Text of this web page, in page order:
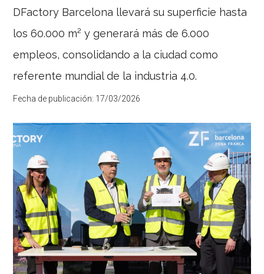
innovador
y
El
Consorci
de
Zona
de
Barcelona
en
el
2º
Foro
sobre
la
Lucha
contra
el
Comercio
Ilícito
en
DFactory Barcelona llevará su superficie hasta
los 60.000 m² y generará más de 6.000
empleos, consolidando a la ciudad como
referente mundial de la industria 4.0.
Fecha de publicación: 17/03/2026